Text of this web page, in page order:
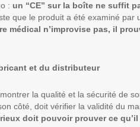
: un “CE” sur la boîte ne suffit
que le produit a été examiné par
médical n’improvise pas, il
et du distributeur
la qualité et la sécurité de
côté, doit vérifier la validité du
doit pouvoir prouver ce qu’il